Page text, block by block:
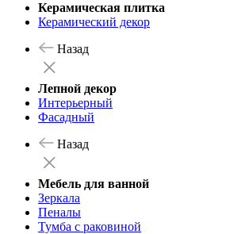
Керамическая плитка
Керамический декор
Назад
Лепной декор
Интерьерный
Фасадный
Назад
Мебель для ванной
Зеркала
Пеналы
Тумба с раковиной